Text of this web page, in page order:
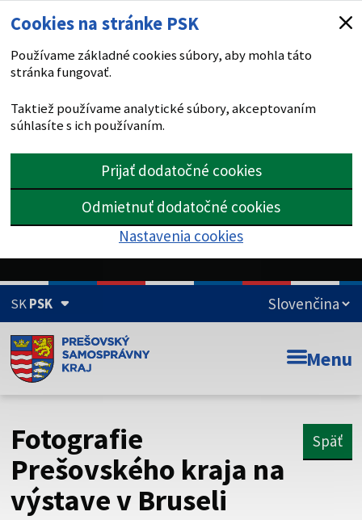
Cookies na stránke PSK
Používame základné cookies súbory, aby mohla táto
stránka fungovať.
Taktiež používame analytické súbory, akceptovaním
súhlasíte s ich používaním.
Prijať dodatočné cookies
Odmietnuť dodatočné cookies
Nastavenia cookies
SKPSK
Doména psk.sk je oficiálna
Toto je oficiálna webová stránka Prešovského
Táto stránka je zabezpečená
Buďte pozorní a vždy sa uistite, že zdieľate informácie iba
cez zabezpečenú webovú stránku. Zabezpečená stránka
Menu
Fotografie
Prešovského kraja na
výstave v Bruseli
Späť